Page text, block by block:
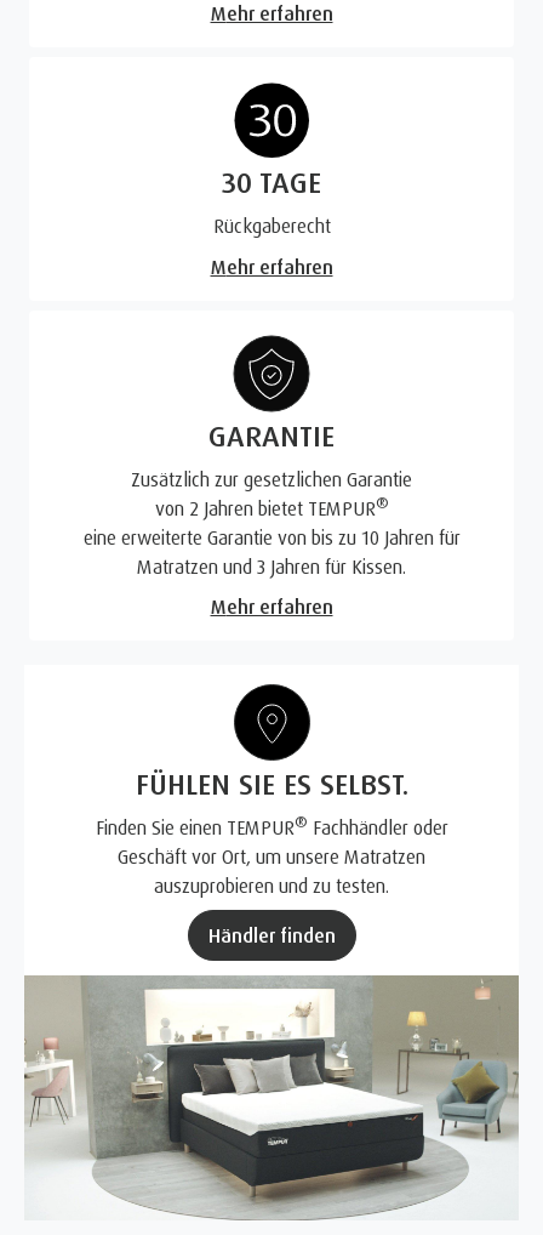
Mehr erfahren
30 TAGE
Rückgaberecht
Mehr erfahren
GARANTIE
Zusätzlich zur gesetzlichen Garantie
von 2 Jahren bietet TEMPUR®
eine erweiterte Garantie von bis zu 10 Jahren für
Matratzen und 3 Jahren für Kissen.
Mehr erfahren
FÜHLEN SIE ES SELBST.
Finden Sie einen TEMPUR® Fachhändler oder
Geschäft vor Ort, um unsere Matratzen
auszuprobieren und zu testen.
Händler finden